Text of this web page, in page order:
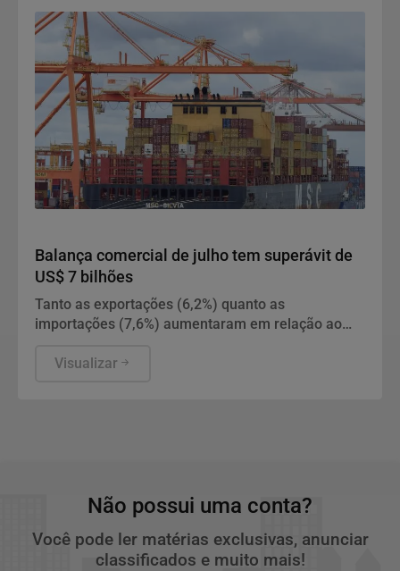
governança e inteligência para enfrentar crises
complexas.
Balança comercial de julho tem superávit de
US$ 7 bilhões
Tanto as exportações (6,2%) quanto as
importações (7,6%) aumentaram em relação ao
Visualizar
Não possui uma conta?
Você pode ler matérias exclusivas, anunciar
classificados e muito mais!